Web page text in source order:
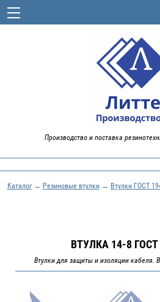
Производство и поставка
Каталог→ Резиновые втулки→ Втулки ГОСТ
ВТУЛКА 14-8 ГОСТ
Втулки для защиты и изоляции кабеля.